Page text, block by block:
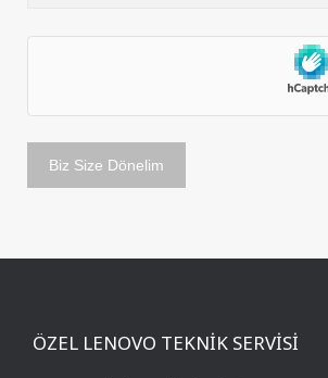
ÖZEL LENOVO TEKNİK SERVİSİ